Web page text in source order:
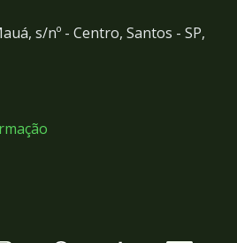
s/nº - Centro, Santos - SP,